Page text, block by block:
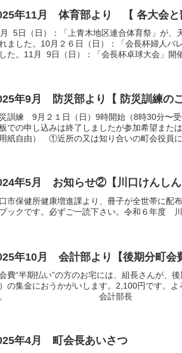
年11月 体育部より 【 各大会と
5日（日）：「上青木地区連合体育祭」が、
ました。10月２６日（日）：「会長杯婦人バ
た。11月 9日（日）：「会長杯卓球大会」開
年9月 防災部より【 防災訓練のご
訓練 9月２１日（日）9時開始（8時30分〜
での申し込みは終了しましたが参加希望ま
用紙自由） ①近所の又は知り合いの町会役員
年5月 お知らせ②【川口けんしん
市保健所健康増進課より、冊子が全世帯に配
ブックです。必ずご一読下さい。令和６年度
年10月 会計部より【後期分町会
費“半期払い”の方のお宅には、組長さんが、
の集金におうかがいします。2,100円です。よ
。 会計部長
年4月 町会長あいさつ